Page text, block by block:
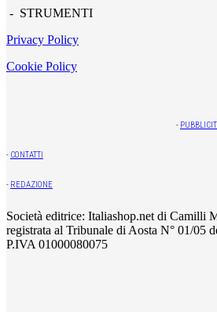
- STRUMENTI
Privacy Policy
Cookie Policy
-
- CONTATTI
- REDAZIONE
Società editrice: Italiashop.net di Camilli
registrata al Tribunale di Aosta N° 01/05
P.IVA 01000080075